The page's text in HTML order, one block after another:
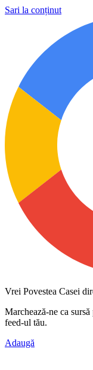
Sari la conținut
Vrei Povestea Casei
Marchează-ne ca sursă
feed-ul tău.
Adaugă